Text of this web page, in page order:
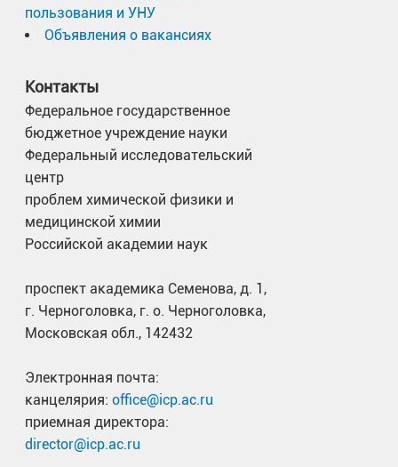
пользования и УНУ
Объявления о вакансиях
Контакты
Федеральное государственное
бюджетное учреждение науки
Федеральный исследовательский
центр
проблем химической физики и
медицинской химии
Российской академии наук
проспект академика Семенова, д. 1,
г. Черноголовка, г. о. Черноголовка,
Московская обл., 142432
Электронная почта:
канцелярия: office@icp.ac.ru
приемная директора:
director@icp.ac.ru